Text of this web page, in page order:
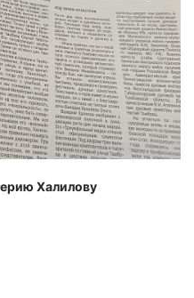
Халилову